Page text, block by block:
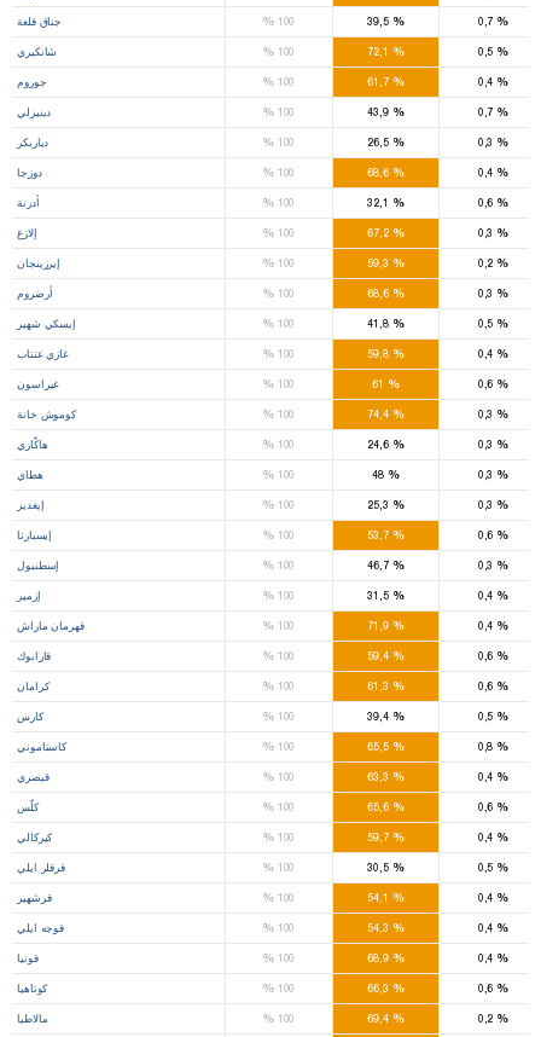
جناق قلعة %100 %
39,5 %
شانكيري %100 % %
جوروم %100 %
61,7 %
دينيزلي %100 %
43,9 %
دياربكر %100 %
26,5 %
دوزجا %100 %
68,6 %
أدرنة %100 % %
إلازغ %100 %
67,2 %
إيرزينجان %100 % %
أرضروم %100 %
68,6 %
إيسكي شهير %100 %
41,8 %
غازي عنتاب %100 %
59,8 %
غيراسون %100 % %
كوموش خانة %100 %
74,4 %
هاكّاري %100 %
24,6 %
هطاي %100 % %
إيغدير %100 % %
إيسبارتا %100 %
53,7 %
إسطنبول %100 %
46,7 %
إزمير %100 %
31,5 %
قهرمان ماراش %100 %
71,9 %
قارابوك %100 %
59,4 %
كرامان %100 % %
كارس %100 %
39,4 %
كاستاموني %100 %
65,5 %
قيصري %100 % %
كلّس %100 %
65,6 %
كيركالي %100 %
59,7 %
قرقلر ايلي %100 %
30,5 %
قرشهير %100 % %
قوجه ايلي %100 % %
قونيا %100 %
68,9 %
كوتاهيا %100 % %
مالاطيا %100 %
69,4 %